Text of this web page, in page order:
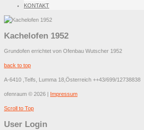
KONTAKT
Kachelofen 1952
Grundofen errichtet von Ofenbau Wutscher 1952
back to top
A-6410 ,Telfs, Lumma 18,Österreich ++43/699/12738838
ofenraum © 2026 Impressum
Scroll to Top
User Login